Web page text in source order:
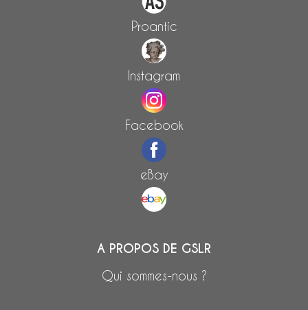
Proantic
Instagram
Facebook
eBay
A PROPOS DE GSLR
Qui sommes-nous ?